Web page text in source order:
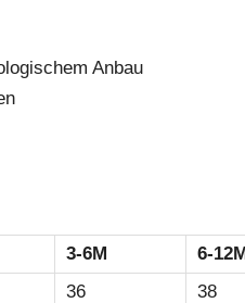
Anbau
3-6M 6-
36 38